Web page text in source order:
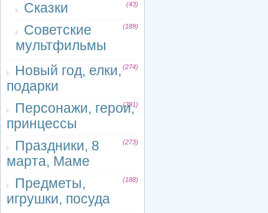
Сказки (43)
Советские
мультфильмы
(189)
Новый год, елки,
подарки
(274)
Персонажи, герои,
принцессы
(391)
Праздники, 8
марта, Маме
(273)
Предметы,
игрушки, посуда
(188)